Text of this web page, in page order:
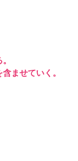
ませていく。